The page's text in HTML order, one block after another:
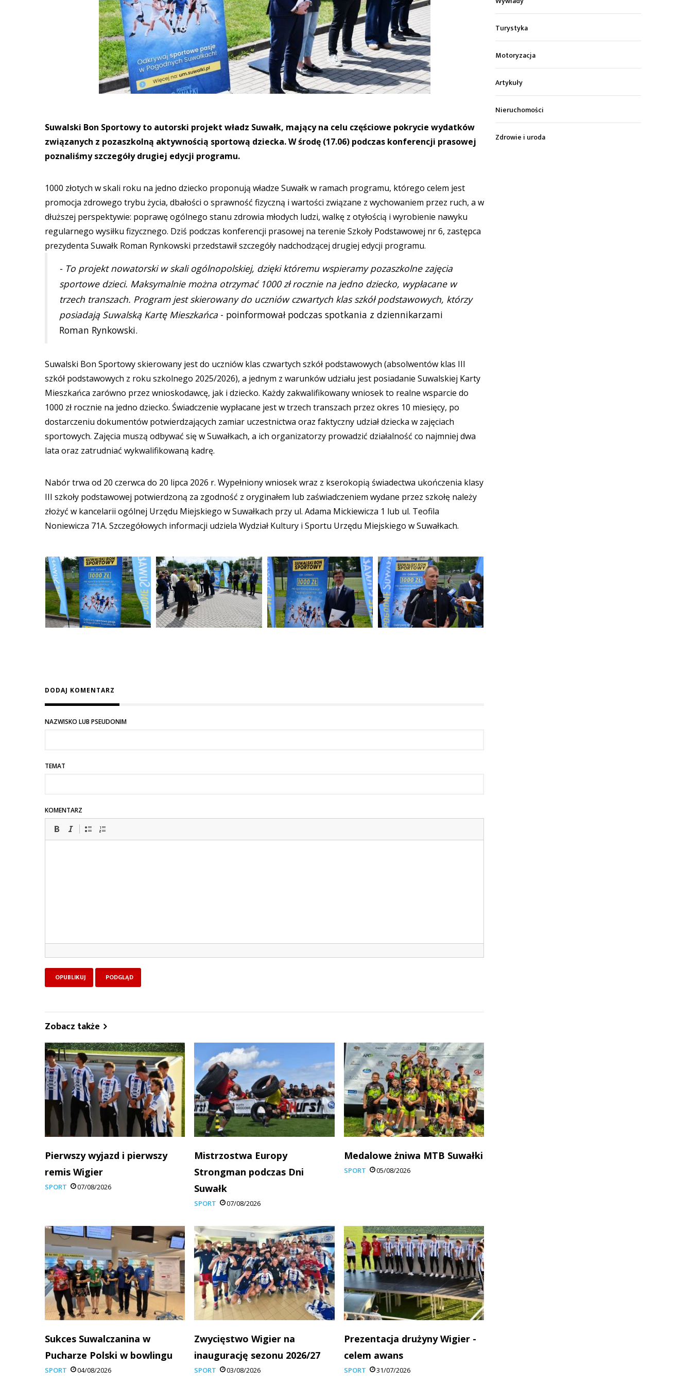
Suwalski Bon Sportowy to autorski projekt władz Suwałk, mający na celu częściowe pokrycie wydatków
związanych z pozaszkolną aktywnością sportową dziecka. W środę (17.06) podczas konferencji prasowej
poznaliśmy szczegóły drugiej edycji programu.
1000 złotych w skali roku na jedno dziecko proponują władze Suwałk w ramach programu, którego celem jest
promocja zdrowego trybu życia, dbałości o sprawność fizyczną i wartości związane z wychowaniem przez ruch, a w
dłuższej perspektywie: poprawę ogólnego stanu zdrowia młodych ludzi, walkę z otyłością i wyrobienie nawyku
regularnego wysiłku fizycznego. Dziś podczas konferencji prasowej na terenie Szkoły Podstawowej nr 6, zastępca
prezydenta Suwałk Roman Rynkowski przedstawił szczegóły nadchodzącej drugiej edycji programu.
- To projekt nowatorski w skali ogólnopolskiej, dzięki któremu wspieramy pozaszkolne zajęcia
sportowe dzieci. Maksymalnie można otrzymać 1000 zł rocznie na jedno dziecko, wypłacane w
trzech transzach. Program jest skierowany do uczniów czwartych klas szkół podstawowych, którzy
posiadają Suwalską Kartę Mieszkańca - poinformował podczas spotkania z dziennikarzami
Roman Rynkowski.
Suwalski Bon Sportowy skierowany jest do uczniów klas czwartych szkół podstawowych (absolwentów klas III
szkół podstawowych z roku szkolnego 2025/2026), a jednym z warunków udziału jest posiadanie Suwalskiej Karty
Mieszkańca zarówno przez wnioskodawcę, jak i dziecko. Każdy zakwalifikowany wniosek to realne wsparcie do
1000 zł rocznie na jedno dziecko. Świadczenie wypłacane jest w trzech transzach przez okres 10 miesięcy, po
dostarczeniu dokumentów potwierdzających zamiar uczestnictwa oraz faktyczny udział dziecka w zajęciach
sportowych. Zajęcia muszą odbywać się w Suwałkach, a ich organizatorzy prowadzić działalność co najmniej dwa
lata oraz zatrudniać wykwalifikowaną kadrę.
Nabór trwa od 20 czerwca do 20 lipca 2026 r. Wypełniony wniosek wraz z kserokopią świadectwa ukończenia klasy
III szkoły podstawowej potwierdzoną za zgodność z oryginałem lub zaświadczeniem wydane przez szkołę należy
złożyć w kancelarii ogólnej Urzędu Miejskiego w Suwałkach przy ul. Adama Mickiewicza 1 lub ul. Teofila
Noniewicza 71A. Szczegółowych informacji udziela Wydział Kultury i Sportu Urzędu Miejskiego w Suwałkach.
DODAJ KOMENTARZ
NAZWISKO LUB PSEUDONIM
TEMAT
KOMENTARZ
Zobacz także
Pierwszy wyjazd i pierwszy
remis Wigier
SPORT 07/08/2026
Mistrzostwa Europy
Strongman podczas Dni
Suwałk
SPORT 07/08/2026
Medalowe żniwa MTB Suwałki
SPORT 05/08/2026
Sukces Suwalczanina w
Pucharze Polski w bowlingu
SPORT 04/08/2026
Zwycięstwo Wigier na
inaugurację sezonu 2026/27
SPORT 03/08/2026
Prezentacja drużyny Wigier -
celem awans
SPORT 31/07/2026
Turystyka
Motoryzacja
Artykuły
Nieruchomości
Zdrowie i uroda